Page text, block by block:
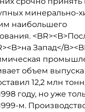
минерально-
наибольшего
Запад</
объем
12,2 млн
году, но уже
м.